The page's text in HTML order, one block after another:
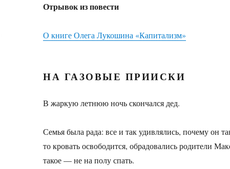
Отрывок из повести
О книге Олега Лукошина «Капитализм»
НА ГАЗОВЫЕ ПРИИСКИ
В жаркую летнюю ночь скончался дед.
Семья была рада: все и так удивлялись, почему он
то кровать освободится, обрадовались родители
такое — не на полу спать.